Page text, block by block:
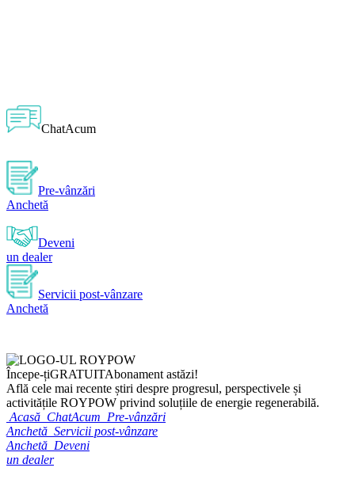
ChatAcum
Pre-vânzări
Anchetă
Deveni
un dealer
Servicii post-vânzare
Anchetă
Începe-țiGRATUITAbonament astăzi!
Află cele mai recente știri despre progresul, perspectivele și
activitățile ROYPOW privind soluțiile de energie regenerabilă.
Acasă ChatAcum Pre-vânzări
Anchetă Servicii post-vânzare
Anchetă Deveni
un dealer